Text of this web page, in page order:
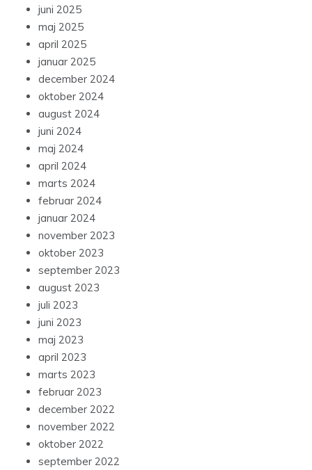
juni 2025
maj 2025
april 2025
januar 2025
december 2024
oktober 2024
august 2024
juni 2024
maj 2024
april 2024
marts 2024
februar 2024
januar 2024
november 2023
oktober 2023
september 2023
august 2023
juli 2023
juni 2023
maj 2023
april 2023
marts 2023
februar 2023
december 2022
november 2022
oktober 2022
september 2022